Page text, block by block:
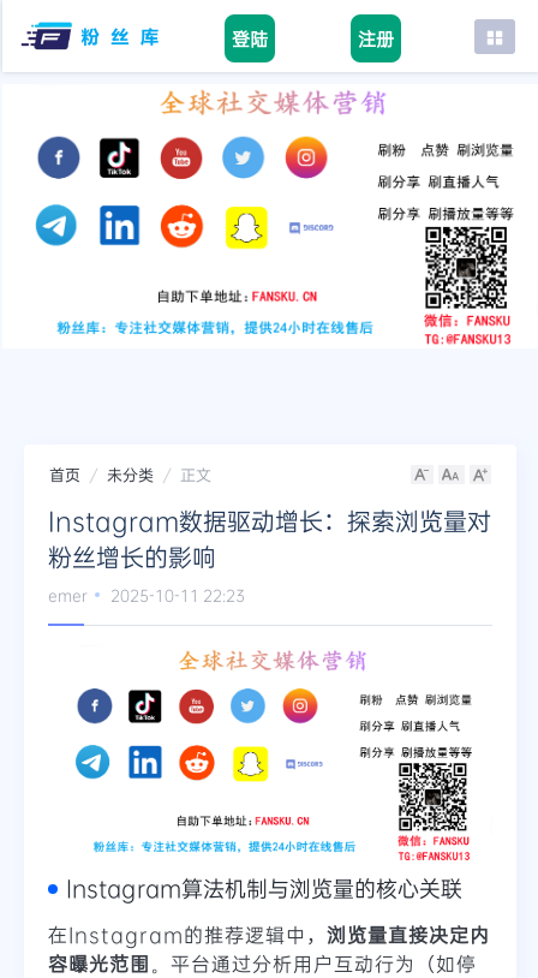
登陆 注册
首页
tiktok
youtube
instagram
首页 未分类 正文
Instagram数据驱动增长：探索浏览量对
粉丝增长的影响
emer 2025-10-11 22:23
Instagram算法机制与浏览量的核心关联
在Instagram的推荐逻辑中， 浏览量直接决定内
容曝光范围 。平台通过分析用户互动行为（如停